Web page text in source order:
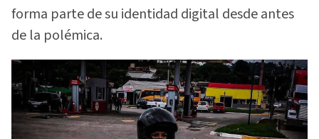
forma parte de su identidad digital desde antes
de la polémica.